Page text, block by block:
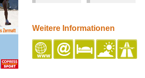
Weitere Informationen